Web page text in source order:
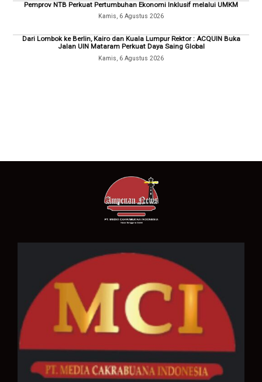
Pemprov NTB Perkuat Pertumbuhan Ekonomi Inklusif melalui UMKM
Kamis, 6 Agustus 2026
Dari Lombok ke Berlin, Kairo dan Kuala Lumpur Rektor : ACQUIN Buka
Jalan UIN Mataram Perkuat Daya Saing Global
Kamis, 6 Agustus 2026